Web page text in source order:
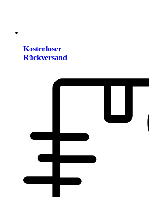
Kostenloser
Rückversand